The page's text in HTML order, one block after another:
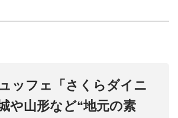
ッフェ「さくらダイニ
や山形など“地元の素